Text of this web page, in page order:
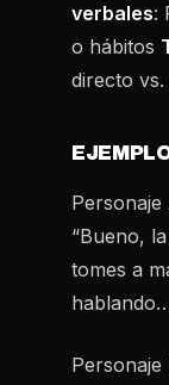
verbales:
o hábitos
directo vs.
“Bueno,
tomes a